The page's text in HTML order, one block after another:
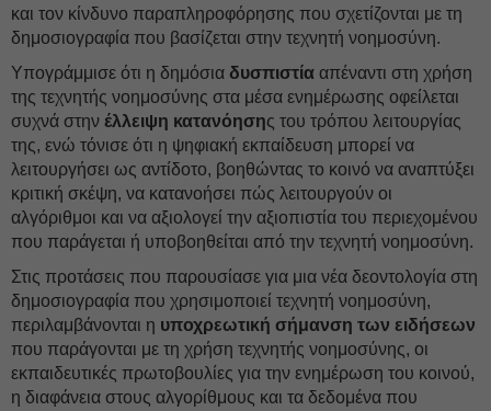
και τον κίνδυνο παραπληροφόρησης που σχετίζονται με τη
δημοσιογραφία που βασίζεται στην τεχνητή νοημοσύνη.
Υπογράμμισε ότι η δημόσια δυσπιστία απέναντι στη χρήση
της τεχνητής νοημοσύνης στα μέσα ενημέρωσης οφείλεται
συχνά στην έλλειψη κατανόησης του τρόπου λειτουργίας
της, ενώ τόνισε ότι η ψηφιακή εκπαίδευση μπορεί να
λειτουργήσει ως αντίδοτο, βοηθώντας το κοινό να αναπτύξει
κριτική σκέψη, να κατανοήσει πώς λειτουργούν οι
αλγόριθμοι και να αξιολογεί την αξιοπιστία του περιεχομένου
που παράγεται ή υποβοηθείται από την τεχνητή νοημοσύνη.
Στις προτάσεις που παρουσίασε για μια νέα δεοντολογία στη
δημοσιογραφία που χρησιμοποιεί τεχνητή νοημοσύνη,
περιλαμβάνονται η υποχρεωτική σήμανση των ειδήσεων
που παράγονται με τη χρήση τεχνητής νοημοσύνης, οι
εκπαιδευτικές πρωτοβουλίες για την ενημέρωση του κοινού,
η διαφάνεια στους αλγορίθμους και τα δεδομένα που